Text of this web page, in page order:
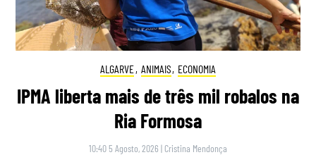
ALGARVE, ANIMAIS, ECONOMIA
IPMA liberta mais de três mil robalos na
Ria Formosa
10:40 5 Agosto, 2026 | Cristina Mendonça